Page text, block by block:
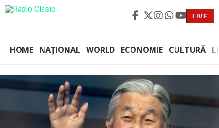
LIVE
HOME NAȚIONAL WORLD ECONOMIE CULTURĂ